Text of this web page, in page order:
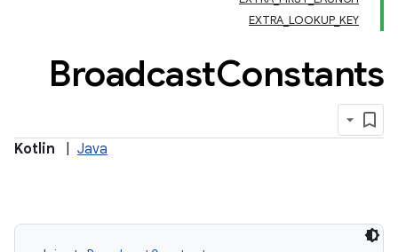
EXTRA_LOOKUP_KEY
BroadcastConstants
Kotlin Java